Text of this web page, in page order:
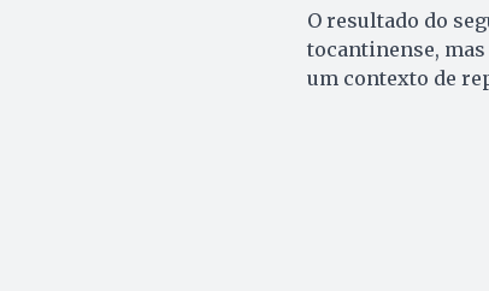
O resultado do
tocantinense, mas
um contexto de